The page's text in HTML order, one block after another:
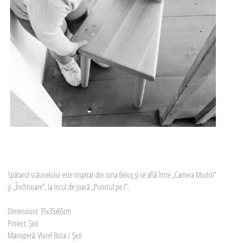
Spătarul scăunelului este inspirat din zona Beiuș și se află între „Camera Muzicii”
și „Închisoare”, la locul de joacă „Punctul pe i”.
Dimensiuni: 35x35x65cm
Proiect: Șezi
Manoperă: Viorel Bota / Șezi